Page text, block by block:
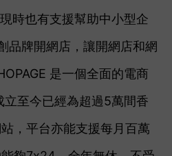
時也有支援幫助中小型企
品牌開網店，讓開網店和網
是一個全面的電商
至今已經為超過5萬間香
，平台亦能支援每月百萬